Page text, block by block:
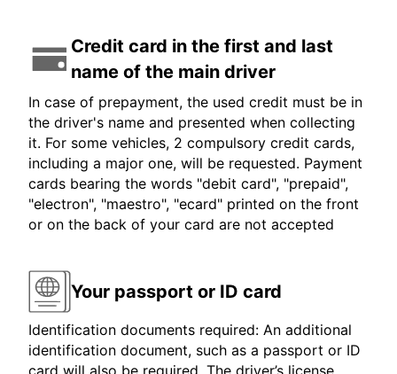
Credit card in the first and last
name of the main driver
In case of prepayment, the used credit must be in
the driver's name and presented when collecting
it. For some vehicles, 2 compulsory credit cards,
including a major one, will be requested. Payment
cards bearing the words "debit card", "prepaid",
"electron", "maestro", "ecard" printed on the front
or on the back of your card are not accepted
Your passport or ID card
Identification documents required: An additional
identification document, such as a passport or ID